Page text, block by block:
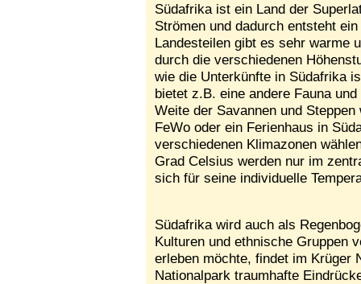
Südafrika ist ein Land der
Strömen und dadurch entsteht
Landesteilen gibt es sehr warme
durch die verschiedenen
wie die Unterkünfte in Südafrika
bietet z.B. eine andere Fauna
Weite der Savannen und
FeWo oder ein Ferienhaus in
verschiedenen Klimazonen
Grad Celsius werden nur im
sich für seine individuelle
Südafrika wird auch als
Kulturen und ethnische Gruppen
erleben möchte, findet im Krüger
Nationalpark traumhafte